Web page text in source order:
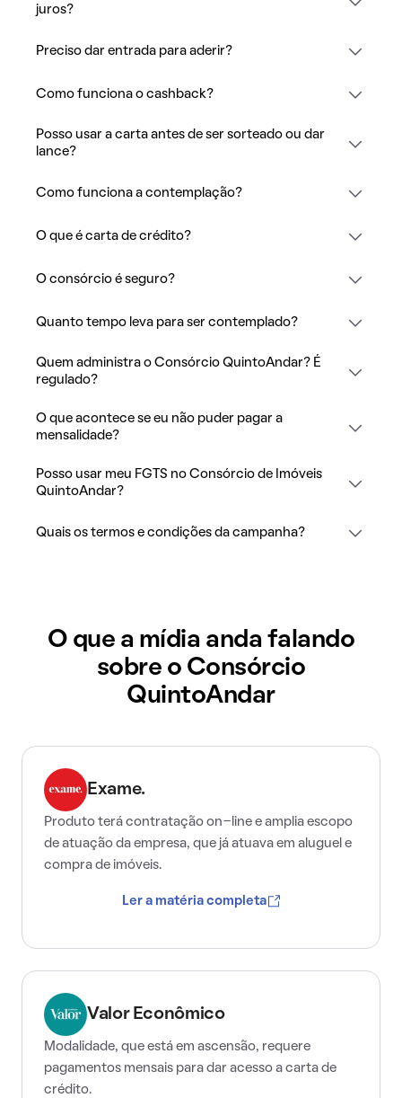
juros?
Preciso dar entrada para aderir?
Como funciona o cashback?
Posso usar a carta antes de ser sorteado ou dar
lance?
Como funciona a contemplação?
O que é carta de crédito?
O consórcio é seguro?
Quanto tempo leva para ser contemplado?
Quem administra o Consórcio QuintoAndar? É
regulado?
O que acontece se eu não puder pagar a
mensalidade?
Posso usar meu FGTS no Consórcio de Imóveis
QuintoAndar?
Quais os termos e condições da campanha?
O que a mídia anda falando
sobre o Consórcio
QuintoAndar
Exame.
Produto terá contratação on-line e amplia escopo
de atuação da empresa, que já atuava em aluguel e
compra de imóveis.
Ler a matéria completa
Valor Econômico
Modalidade, que está em ascensão, requere
pagamentos mensais para dar acesso a carta de
crédito.